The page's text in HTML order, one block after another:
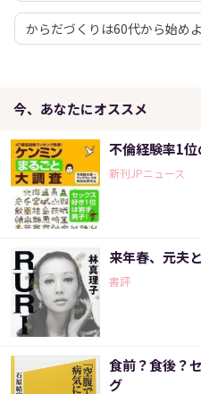
からだづくりは60代から始め
今、あなたにオススメ
不倫経験率1
新刊JPニュース
来年春、元夫
書評
食前？食後？
グ